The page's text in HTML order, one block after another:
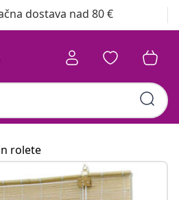
dostava nad 80 €
rolete